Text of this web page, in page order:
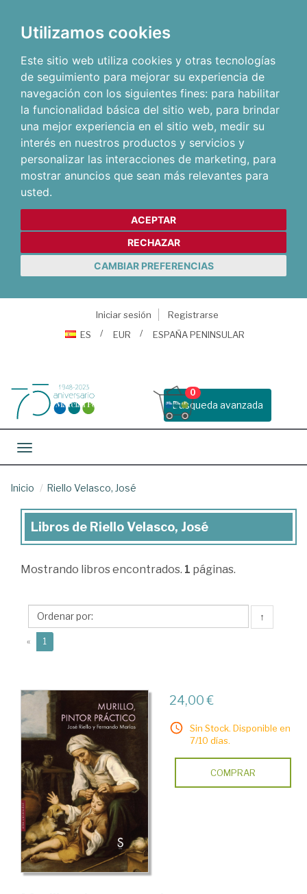
Utilizamos cookies
Este sitio web utiliza cookies y otras tecnologías
de seguimiento para mejorar su experiencia de
navegación con los siguientes fines: para habilitar
la funcionalidad básica del sitio web, para brindar
una mejor experiencia en el sitio web, medir su
interés en nuestros productos y servicios y
personalizar las interacciones de marketing, para
mostrar anuncios que sean más relevantes para
usted.
ACEPTAR
RECHAZAR
CAMBIAR PREFERENCIAS
Iniciar sesión
Registrarse
ES
EUR ESPAÑA PENINSULAR
Busqueda avanzada
0
Toggle navigation
Inicio Riello Velasco, José
Libros
Riello
José
Libros de Riello Velasco, José
Mostrando libros encontrados. 1 páginas.
↑
« 1
24,00 €
Sin Stock. Disponible en
7/10 días.
COMPRAR